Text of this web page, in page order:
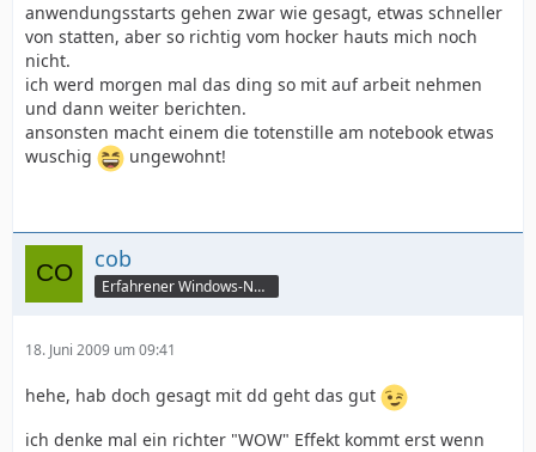
anwendungsstarts gehen zwar wie gesagt, etwas schneller
von statten, aber so richtig vom hocker hauts mich noch
nicht.
ich werd morgen mal das ding so mit auf arbeit nehmen
und dann weiter berichten.
ansonsten macht einem die totenstille am notebook etwas
wuschig
ungewohnt!
cob
Erfahrener Windows-Nutzer
18. Juni 2009 um 09:41
hehe, hab doch gesagt mit dd geht das gut
ich denke mal ein richter "WOW" Effekt kommt erst wenn